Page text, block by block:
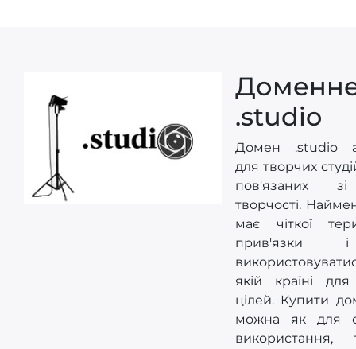
.studio
Домен .studio
для творчих
пов'язаних
творчості.
має чіткої
прив'язки
якій країні
цілей. Купити
можна як для